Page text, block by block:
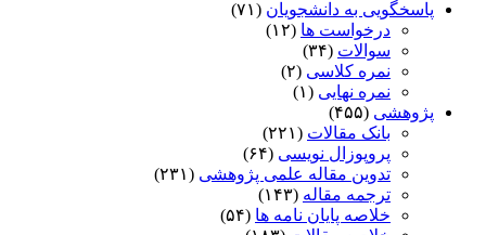
پاسخگویی به دانشجویان (۷۱)
درخواست ها (۱۲)
سوالات (۳۴)
نمره کلاسی (۲)
نمره نهایی (۱)
پژوهشی (۴۵۵)
بانک مقالات (۲۲۱)
پروپوزال نویسی (۶۴)
تدوین مقاله علمی پژوهشی (۲۳۱)
ترجمه مقاله (۱۴۳)
خلاصه پایان نامه ها (۵۴)